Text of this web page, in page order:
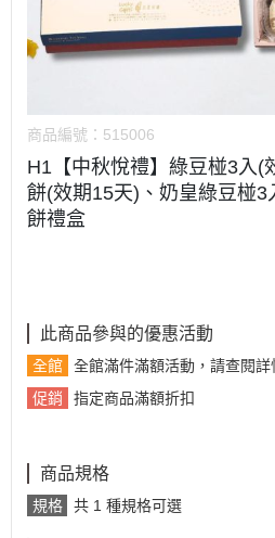
商品編號： 515006
H1【中秋悅禮】綠豆椪3入(
餅(效期15天)、奶皇綠豆椪3
餅禮盒
此商品參與的優惠活動
全館
全館滿件滿額活動，請查閱詳
促銷
指定商品滿額折扣
商品規格
規格 共 1 種規格可選